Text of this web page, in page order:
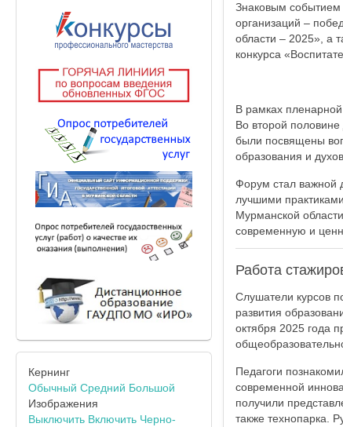
Знаковым событием
организаций –
области – 2025», а
конкурса
В рамках пленарной
Во второй
были посвящены
образования и
Форум стал важной
лучшими
Мурманской
современную и
Работа
Слушатели курсов
развития
октября 2025 года
Педагоги
современной
получили
также технопарка.
Кернинг
Обычный Средний Большой
Изображения
Выключить Включить Черно-